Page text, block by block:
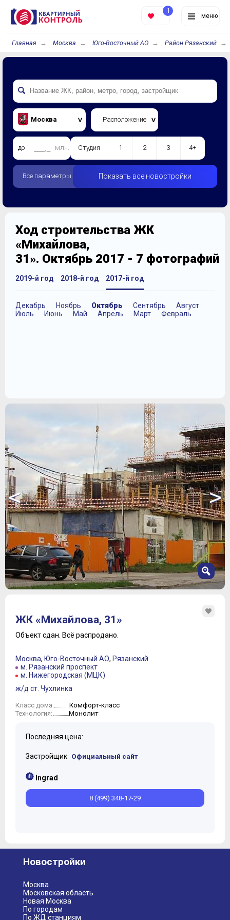
меню
1
Главная Москва Юго-Восточный АО Район Рязанский
Москва Расположение
до млн. Студия 1 2 3 4+
Все параметры Показать все новостройки
Ход строительства ЖК
«Михайлова,
31». Октябрь 2017 - 7 фотографий
2019-й год 2018-й год 2017-й год
Декабрь Ноябрь Октябрь Сентябрь
Август
Июль
Июнь Май Апрель Март Февраль
< >
3
4
6
7
ЖК «Михайлова, 31»
Объект сдан. Всё распродано.
Москва, Юго-Восточный АО, Рязанский
м. Рязанский проспект
м. Нижегородская (МЦК)
ж/д ст. Чухлинка
Класс дома: Комфорт-класс
Технология: Монолит
Последняя цена:
Застройщик Официальный сайт
Ingrad
8 (499) 348-17-29
Новостройки
Москва
Московская область
Новая Москва
По городам
По ЖД станциям